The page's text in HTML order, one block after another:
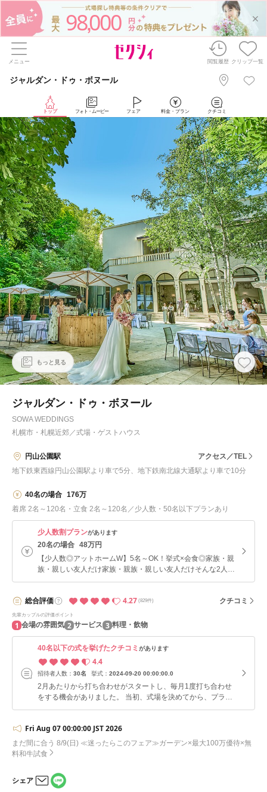
98,000
メニュー 閲覧履歴 クリップ一覧
ジャルダン・ドゥ・ボヌール
トップ フォト・ムービー フェア 料金・プラン クチコミ
もっと見る
ジャルダン・ドゥ・ボヌール
SOWA WEDDINGS
札幌市・札幌近郊／式場・ゲストハウス
円山公園駅
アクセス／TEL
地下鉄東西線円山公園駅より車で5分、地下鉄南北線大通駅より車で10分
40名の場合 176万
着席 2名～120名・立食 2名～120名／少人数・50名以下プランあり
少人数割プランがあります
20名の場合 48万円
【少人数◎アットホームW】5名～OK！挙式×会食◎家族・親
族・親しい友人だけ家族・親族・親しい友人だけそんな2人に
オススメの少人数W ≪～40名まで≫
総合評価 4.27 (829件) クチコミ
先輩カップルの評価ポイント
1 会場の雰囲気 2 サービス 3 料理・飲物
40名以下の式を挙げたクチコミ があります
4.4
招待者人数： 30名 挙式： 2024-09-20 00:00:00.0
2月あたりから打ち合わせがスタートし、毎月1度打ち合わせ
をする機会がありました。 当初、式場を決めてから、プラン
ナーが決まるまで期間が空いていたため、どのようなプラン
せは不安がありました。 ただ、とても気さくで話しやすいプ
ランナーの方だったため、毎月楽しく打ち合わせをさせていた
だいておりました。 私たちがこだわった点については、一般
キューを提供することや、ゲストのみんなに喜んでもらえるよ
うな演出等です。 当日、ウェルカムパーティー等があり、ど
Fri Aug 07 00:00:00 JST 2026
まだ間に合う 8/9(日) ≪迷ったらこのフェア≫ガーデン×最大100万優待×無
料和牛試食
シェア